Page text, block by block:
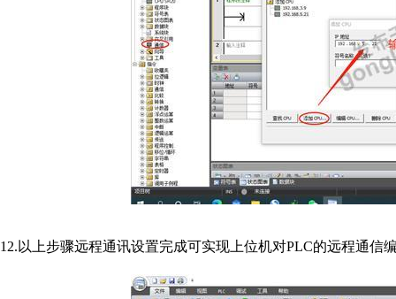
12.以上步骤远程通讯设置完成可实现上位机对PLC的远程通信